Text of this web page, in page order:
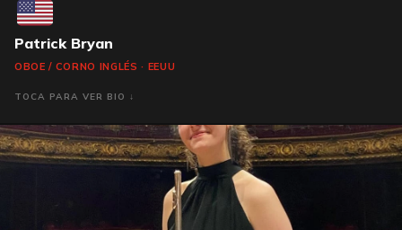
Patrick Bryan
OBOE / CORNO INGLÉS · EEUU